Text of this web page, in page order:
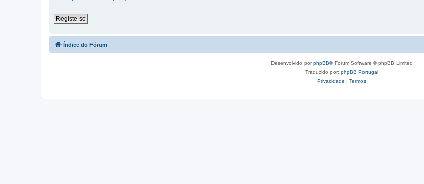
Registe-se
Índice do Fórum
Desenvolvido porphpBB® Forum Software © phpBB Limited
Traduzido por: phpBB Portugal
Privacidade | Termos